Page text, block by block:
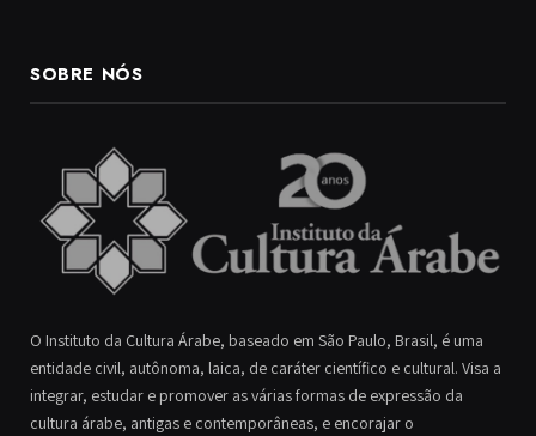
SOBRE NÓS
O Instituto da Cultura Árabe, baseado em São Paulo, Brasil, é uma
entidade civil, autônoma, laica, de caráter científico e cultural. Visa a
integrar, estudar e promover as várias formas de expressão da
cultura árabe, antigas e contemporâneas, e encorajar o